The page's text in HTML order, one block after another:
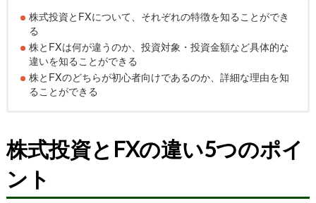
株式投資とFXについて、それぞれの特徴を知ることができ
る
株とFXは何が違うのか、投資対象・投資金額など具体的な
違いを知ることができる
株とFXのどちらが初心者向けであるのか、詳細な理由を知
ることができる
株式投資とFXの違い5つのポイ
ント